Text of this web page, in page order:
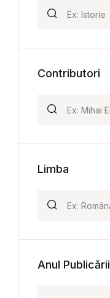
Contributori
Limba
Anul Publicării